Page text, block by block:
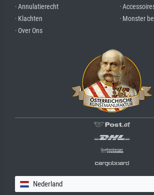
· Annulatierecht
· Klachten
· Over Ons
·
· Monster
Nederland